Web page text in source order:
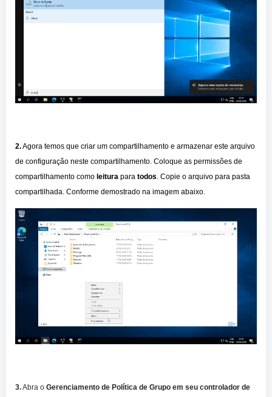
2.Agora temos que criar um compartilhamento e armazenar este arquivo
de configuração neste compartilhamento. Coloque as permissões de
compartilhamento como leitura para todos . Copie o arquivo para pasta
compartilhada. Conforme demostrado na imagem abaixo.
3.Abra o Gerenciamento de Política de Grupo em seu controlador de